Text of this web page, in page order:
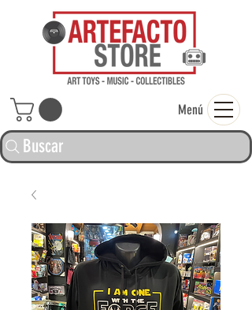
Buscar
Menú